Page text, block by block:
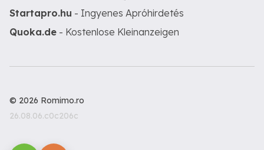
Startapro.hu - Ingyenes Apróhirdetés
Quoka.de - Kostenlose Kleinanzeigen
© 2026 Romimo.ro
26.08.06.c0c206c